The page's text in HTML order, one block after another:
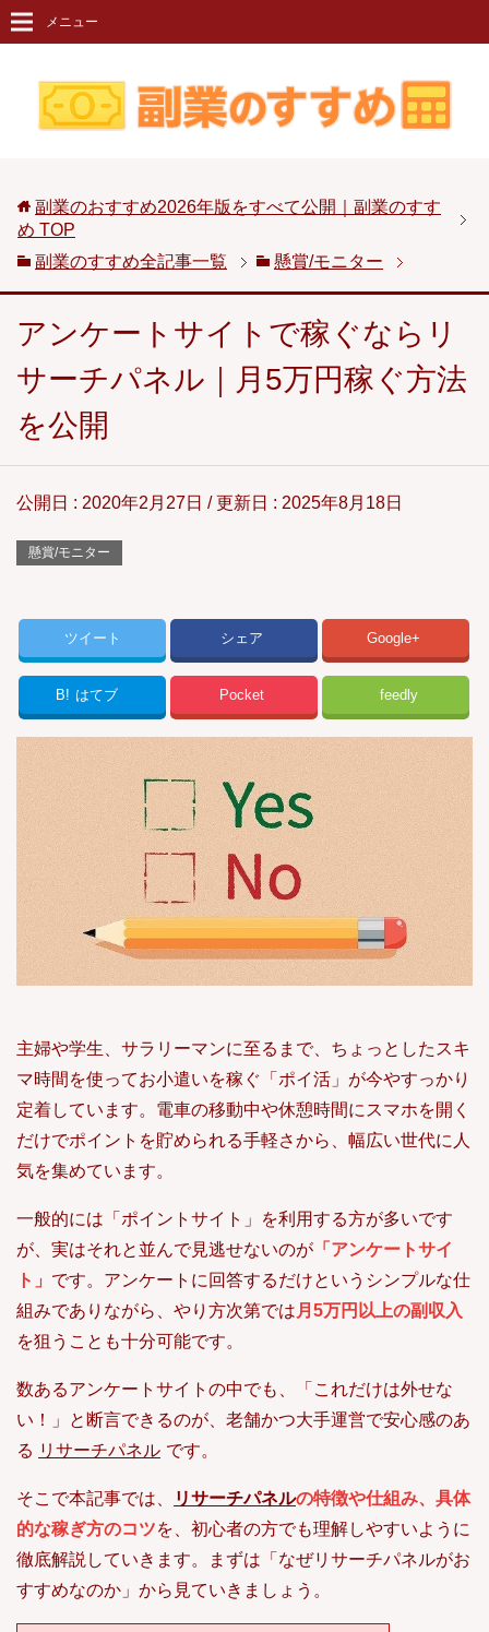
メニュー
副業のおすすめ2026年版をすべて公開｜副業のすす
め TOP
副業のすすめ全記事一覧
懸賞/モニター
アンケートサイトで稼ぐならリ
サーチパネル｜月5万円稼ぐ方法
を公開
公開日 : 2020年2月27日 / 更新日 : 2025年8月18日
懸賞/モニター
ツイート シェア Google+
B! はてブ Pocket feedly
主婦や学生、サラリーマンに至るまで、ちょっとしたスキ
マ時間を使ってお小遣いを稼ぐ「ポイ活」が今やすっかり
定着しています。電車の移動中や休憩時間にスマホを開く
だけでポイントを貯められる手軽さから、幅広い世代に人
気を集めています。
一般的には「ポイントサイト」を利用する方が多いです
が、実はそれと並んで見逃せないのが 「アンケートサイ
ト」 です。アンケートに回答するだけというシンプルな仕
組みでありながら、やり方次第では 月5万円以上の副収入
を狙うことも十分可能です。
数あるアンケートサイトの中でも、「これだけは外せな
い！」と断言できるのが、老舗かつ大手運営で安心感のあ
る リサーチパネル です。
そこで本記事では、 リサーチパネルの特徴や仕組み、具体
的な稼ぎ方のコツを、初心者の方でも理解しやすいように
徹底解説していきます。まずは「なぜリサーチパネルがお
すすめなのか」から見ていきましょう。